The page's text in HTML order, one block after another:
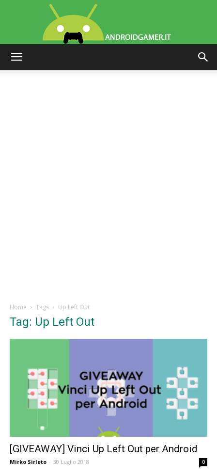
Home Tags Up Left Out
Tag: Up Left Out
[GIVEAWAY] Vinci Up Left Out per Android
Mirko Sirleto - 30 Luglio 2018 0